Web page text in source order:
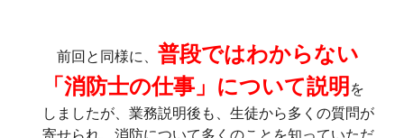
前回と同様に、 普段ではわからない
「消防士の仕事」について説明 を
しましたが、業務説明後も、生徒から多くの質問が
寄せられ、消防について多くのことを知っていただ